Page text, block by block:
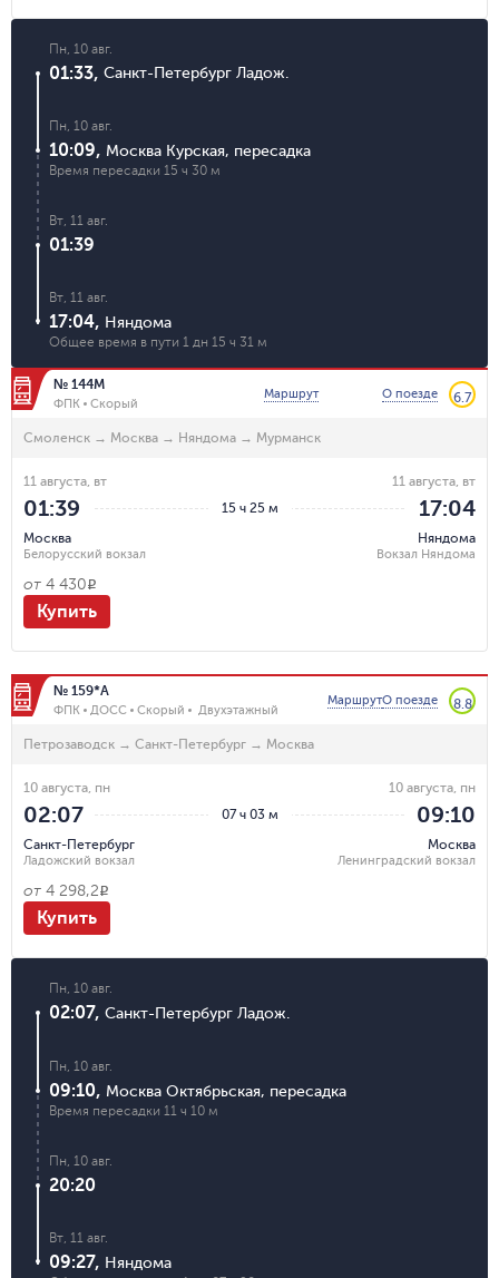
Пн, 10 авг.
01:33, Санкт-Петербург Ладож.
Пн, 10 авг.
10:09, Москва Курская, пересадка
Время пересадки 15 ч 30 м
Вт, 11 авг.
01:39
Вт, 11 авг.
17:04, Няндома
Общее время в пути 1 дн 15 ч 31 м
№ 144М
ФПК Скорый
Маршрут О поезде 6.7
Смоленск → Москва → Няндома → Мурманск
15 ч 25 м
11 августа, вт
01:39
Москва
Белорусский вокзал
11 августа, вт
17:04
Няндома
Вокзал Няндома
от 4 430R
Купить
№ 159*А
ФПК ДОСС Скорый Двухэтажный
МаршрутО поезде 8.8
Петрозаводск → Санкт-Петербург → Москва
07 ч 03 м
10 августа, пн
02:07
Санкт-Петербург
Ладожский вокзал
10 августа, пн
09:10
Москва
Ленинградский вокзал
от 4 298,2R
Купить
Пн, 10 авг.
02:07, Санкт-Петербург Ладож.
Пн, 10 авг.
09:10, Москва Октябрьская, пересадка
Время пересадки 11 ч 10 м
Пн, 10 авг.
20:20
Вт, 11 авг.
09:27, Няндома